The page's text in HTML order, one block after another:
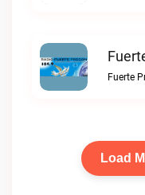
Fuerte
Load